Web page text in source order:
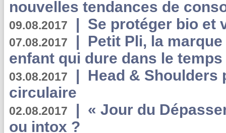
nouvelles tendances de
09.08.2017 | Se protéger bio et
07.08.2017 | Petit Pli, la
enfant qui dure dans le temps
03.08.2017 | Head & Shoulders
circulaire
02.08.2017 | « Jour du
ou intox ?